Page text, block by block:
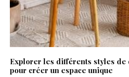
Explorer les différents styles
pour créer un espace unique